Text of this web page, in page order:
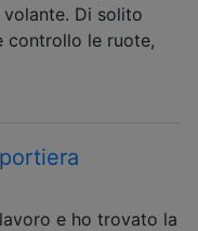
Di solito
controllo le ruote,
e ho trovato la